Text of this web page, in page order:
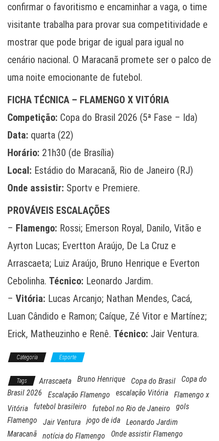
confirmar o favoritismo e encaminhar a vaga, o time
visitante trabalha para provar sua competitividade e
mostrar que pode brigar de igual para igual no
cenário nacional. O Maracanã promete ser o palco de
uma noite emocionante de futebol.
FICHA TÉCNICA – FLAMENGO X VITÓRIA
Competição: Copa do Brasil 2026 (5ª Fase – Ida)
Data: quarta (22)
Horário: 21h30 (de Brasília)
Local: Estádio do Maracanã, Rio de Janeiro (RJ)
Onde assistir: Sportv e Premiere.
PROVÁVEIS ESCALAÇÕES
– Flamengo: Rossi; Emerson Royal, Danilo, Vitão e
Ayrton Lucas; Evertton Araújo, De La Cruz e
Arrascaeta; Luiz Araújo, Bruno Henrique e Everton
Cebolinha. Técnico: Leonardo Jardim.
– Vitória: Lucas Arcanjo; Nathan Mendes, Cacá,
Luan Cândido e Ramon; Caíque, Zé Vitor e Martínez;
Erick, Matheuzinho e Renê. Técnico: Jair Ventura.
Categoria Esporte
Tags Arrascaeta Bruno Henrique Copa do Brasil
Copa do
Brasil 2026
Escalação Flamengo escalação Vitória
Flamengo x
Vitória
futebol brasileiro futebol no Rio de Janeiro
gols
Flamengo
Jair Ventura jogo de ida
Leonardo Jardim
Maracanã
notícia do Flamengo
Onde assistir Flamengo